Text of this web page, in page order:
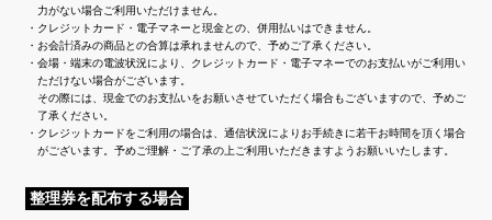
力がない場合ご利用いただけません。
クレジットカード・電子マネーと現金との、併用払いはできません。
お会計済みの商品との合算は承れませんので、予めご了承ください。
会場・端末の電波状況により、クレジットカード・電子マネーでのお支払いがご利用い
ただけない場合がございます。
その際には、現金でのお支払いをお願いさせていただく場合もございますので、予めご
了承ください。
クレジットカードをご利用の場合は、通信状況によりお手続きに若干お時間を頂く場合
がございます。予めご理解・ご了承の上ご利用いただきますようお願いいたします。
整理券を配布する場合